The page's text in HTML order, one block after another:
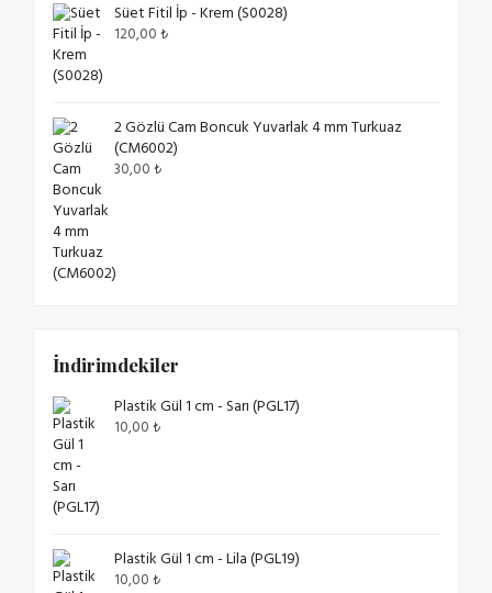
Süet Fitil İp - Krem (S0028)
120,00₺
2 Gözlü Cam Boncuk Yuvarlak 4 mm Turkuaz
(CM6002)
30,00₺
İndirimdekiler
Plastik Gül 1 cm - Sarı (PGL17)
10,00₺
Plastik Gül 1 cm - Lila (PGL19)
10,00₺